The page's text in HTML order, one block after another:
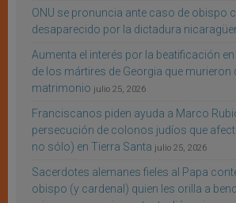
ONU se pronuncia ante caso de obispo
desaparecido por la dictadura
Aumenta el interés por la beatificación
de los mártires de Georgia que murieron
matrimonio julio 25, 2026
Franciscanos piden ayuda a Marco
persecución de colonos judíos que
no sólo) en Tierra Santa julio 25, 2026
Sacerdotes alemanes fieles al Papa
obispo (y cardenal) quien les orilla a